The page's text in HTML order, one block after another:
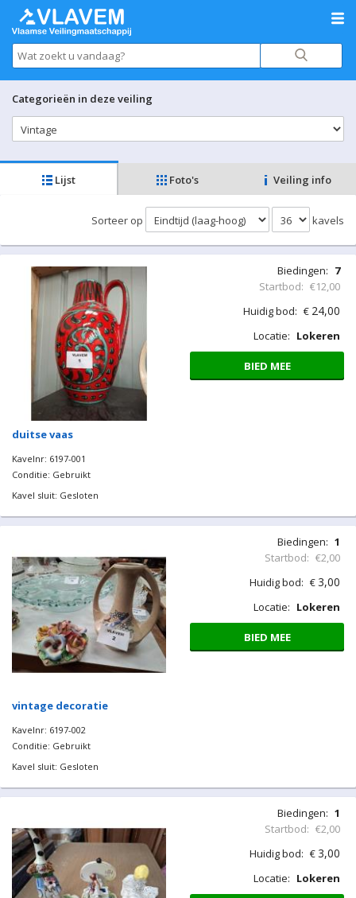
Categorieën in deze veiling
Lijst Foto's Veiling info
Sorteer op kavels
duitse vaas
Kavelnr: 6197-001
Conditie: Gebruikt
Kavel sluit: Gesloten
Biedingen: 7
Startbod: €12,00
Huidig bod: € 24,00
Locatie: Lokeren
BIED MEE
vintage decoratie
Kavelnr: 6197-002
Conditie: Gebruikt
Kavel sluit: Gesloten
Biedingen: 1
Startbod: €2,00
Huidig bod: €3,00
Locatie: Lokeren
BIED MEE
Biedingen: 1
Startbod: €2,00
Huidig bod: €3,00
Locatie: Lokeren